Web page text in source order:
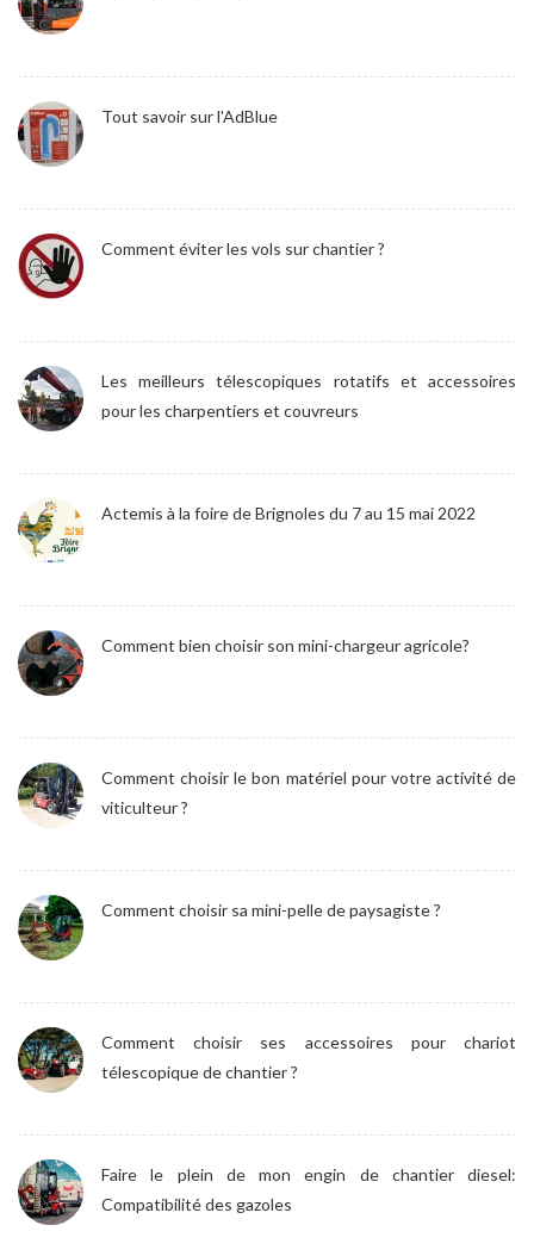
Tout savoir sur l'AdBlue
Comment éviter les vols sur chantier ?
Les meilleurs télescopiques rotatifs et accessoires
pour les charpentiers et couvreurs
Actemis à la foire de Brignoles du 7 au 15 mai 2022
Comment bien choisir son mini-chargeur agricole?
Comment choisir le bon matériel pour votre activité de
viticulteur ?
Comment choisir sa mini-pelle de paysagiste ?
Comment choisir ses accessoires pour chariot
télescopique de chantier ?
Faire le plein de mon engin de chantier diesel:
Compatibilité des gazoles